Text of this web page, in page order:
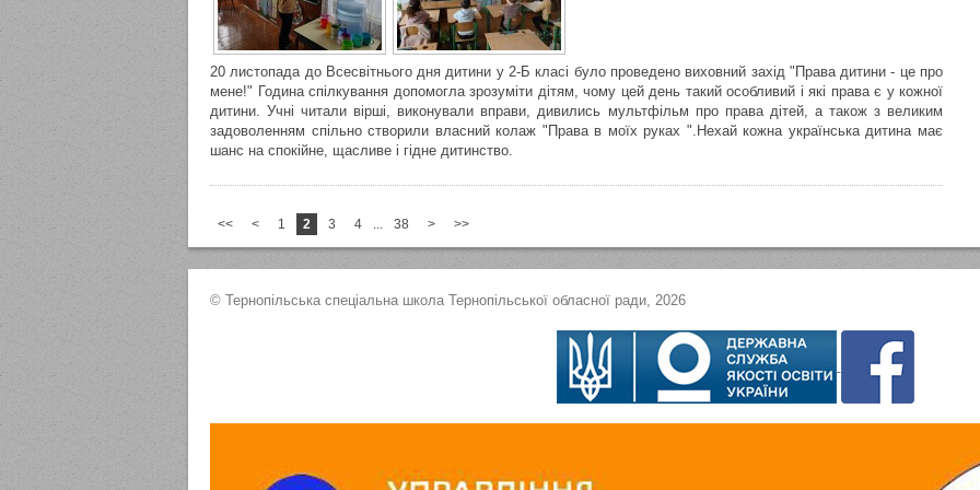
20 листопада до Всесвітнього дня дитини у 2-Б класі було проведено виховний захід "Права дитини - це про
мене!" Година спілкування допомогла зрозуміти дітям, чому цей день такий особливий і які права є у кожної
дитини. Учні читали вірші, виконували вправи, дивились мультфільм про права дітей, а також з великим
задоволенням спільно створили власний колаж "Права в моїх руках ".Нехай кожна українська дитина має
шанс на спокійне, щасливе і гідне дитинство.
<< < 1 2 3 4 ... 38 > >>
© Тернопільська спеціальна школа Тернопільської обласної ради, 2026